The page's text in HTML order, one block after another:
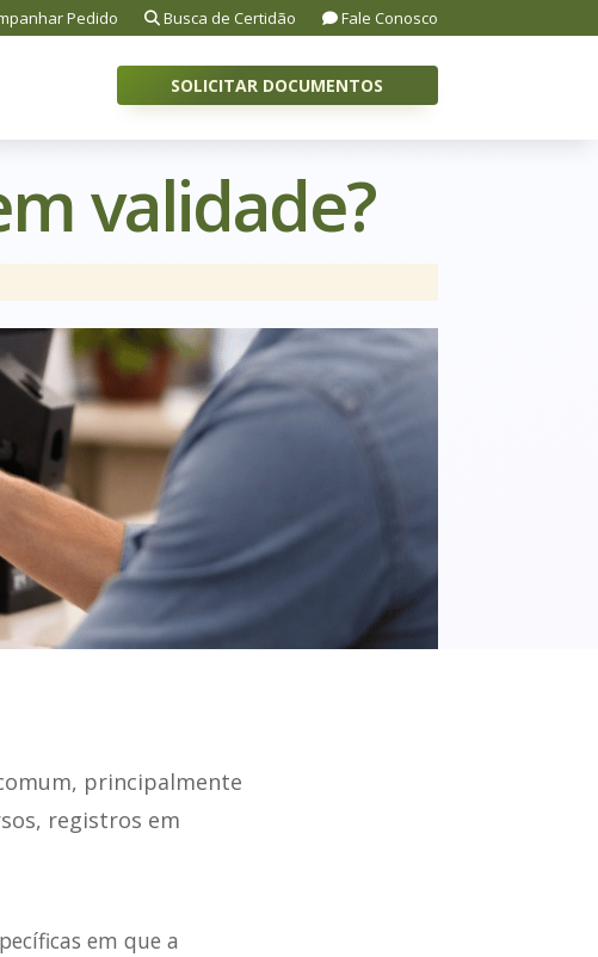
Pedido Busca de Certidão Fale Conosco
SOLICITAR DOCUMENTOS
validade?
principalmente
registros em
em que a